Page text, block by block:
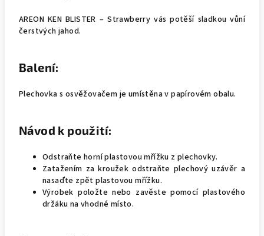
AREON KEN BLISTER – Strawberry vás potěší sladkou vůní
čerstvých jahod.
Balení:
Plechovka s osvěžovačem je umístěna v papírovém obalu.
Návod k použití:
Odstraňte horní plastovou mřížku z plechovky.
Zatažením za kroužek odstraňte plechový uzávěr a
nasaďte zpět plastovou mřížku.
Výrobek položte nebo zavěste pomocí plastového
držáku na vhodné místo.